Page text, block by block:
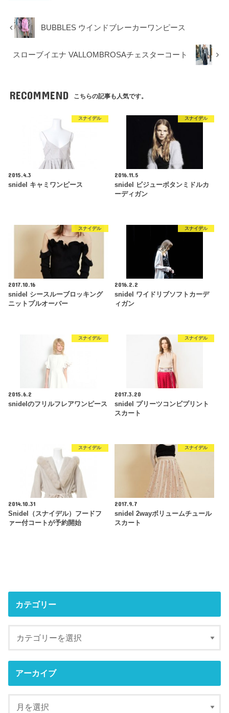
BUBBLES ウインドブレーカーワンピース
スローブイエナ VALLOMBROSAチェスターコート
RECOMMEND こちらの記事も人気です。
スナイデル
2015.4.3
snidel キャミワンピース
スナイデル
2016.11.5
snidel ビジューボタンミドルカ
ーディガン
スナイデル
2017.10.16
snidel シースルーブロッキング
ニットプルオーバー
スナイデル
2016.2.2
snidel ワイドリブソフトカーデ
ィガン
スナイデル
2015.6.2
snidelのフリルフレアワンピース
スナイデル
2017.3.20
snidel プリーツコンビプリント
スカート
スナイデル
2014.10.31
Snidel（スナイデル）フードフ
ァー付コートが予約開始
スナイデル
2017.9.7
snidel 2wayボリュームチュール
スカート
カテゴリー
アーカイブ